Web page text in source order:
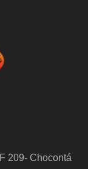
209- Chocontá